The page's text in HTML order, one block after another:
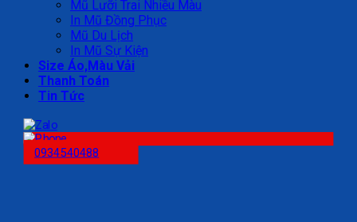
Mũ Lưỡi Trai Nhiều Màu
In Mũ Đồng Phục
Mũ Du Lịch
In Mũ Sự Kiện
Size Áo,Màu Vải
Thanh Toán
Tin Tức
0934540488